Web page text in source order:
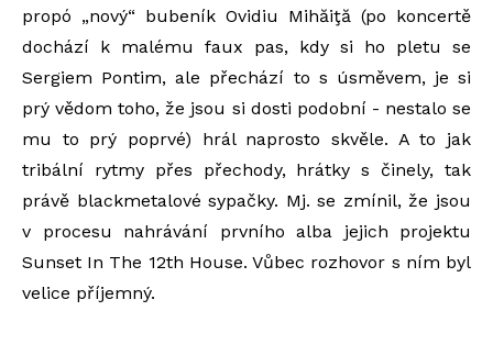
propó „nový“ bubeník Ovidiu Mihăiţă (po koncertě
dochází k malému faux pas, kdy si ho pletu se
Sergiem Pontim, ale přechází to s úsměvem, je si
prý vědom toho, že jsou si dosti podobní - nestalo se
mu to prý poprvé) hrál naprosto skvěle. A to jak
tribální rytmy přes přechody, hrátky s činely, tak
právě blackmetalové sypačky. Mj. se zmínil, že jsou
v procesu nahrávání prvního alba jejich projektu
Sunset In The 12th House. Vůbec rozhovor s ním byl
velice příjemný.